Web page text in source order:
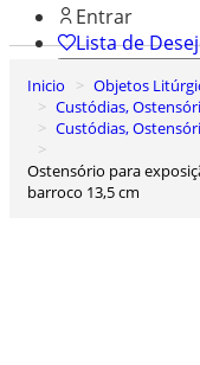
Entrar
Lista de
0
Carrinho de
Inicio
Objetos
Custódias,
Custódias,
Ostensório para exposição latão fundido dourado 24k com base estilo
barroco 13,5 cm